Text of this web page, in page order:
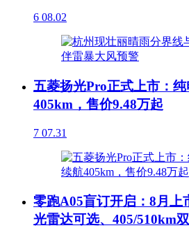
6 08.02
五菱扬光Pro正式上市：
405km，售价9.48万起
7 07.31
零跑A05盲订开启：8月上
光雷达可选、405/510km